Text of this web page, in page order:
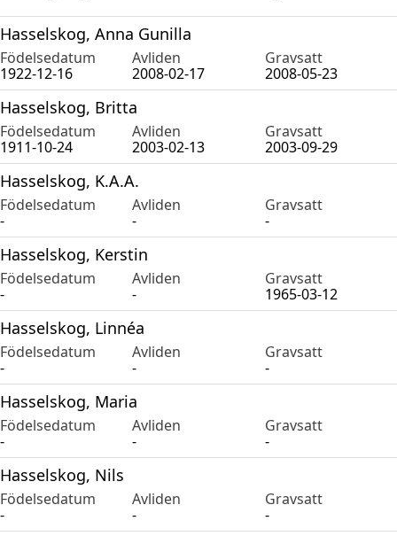
Hasselskog, Anna Gunilla
Födelsedatum Avliden
Gravsatt
1922-12-16
2008-02-17 2008-05-23
Hasselskog, Britta
Födelsedatum Avliden
Gravsatt
1911-10-24
2003-02-13 2003-09-29
Hasselskog, K.A.A.
Födelsedatum Avliden
Gravsatt
-
- -
Hasselskog, Kerstin
Födelsedatum Avliden
Gravsatt
-
- 1965-03-12
Hasselskog, Linnéa
Födelsedatum Avliden
Gravsatt
-
- -
Hasselskog, Maria
Födelsedatum Avliden
Gravsatt
-
- -
Hasselskog, Nils
Födelsedatum Avliden
Gravsatt
-
- -